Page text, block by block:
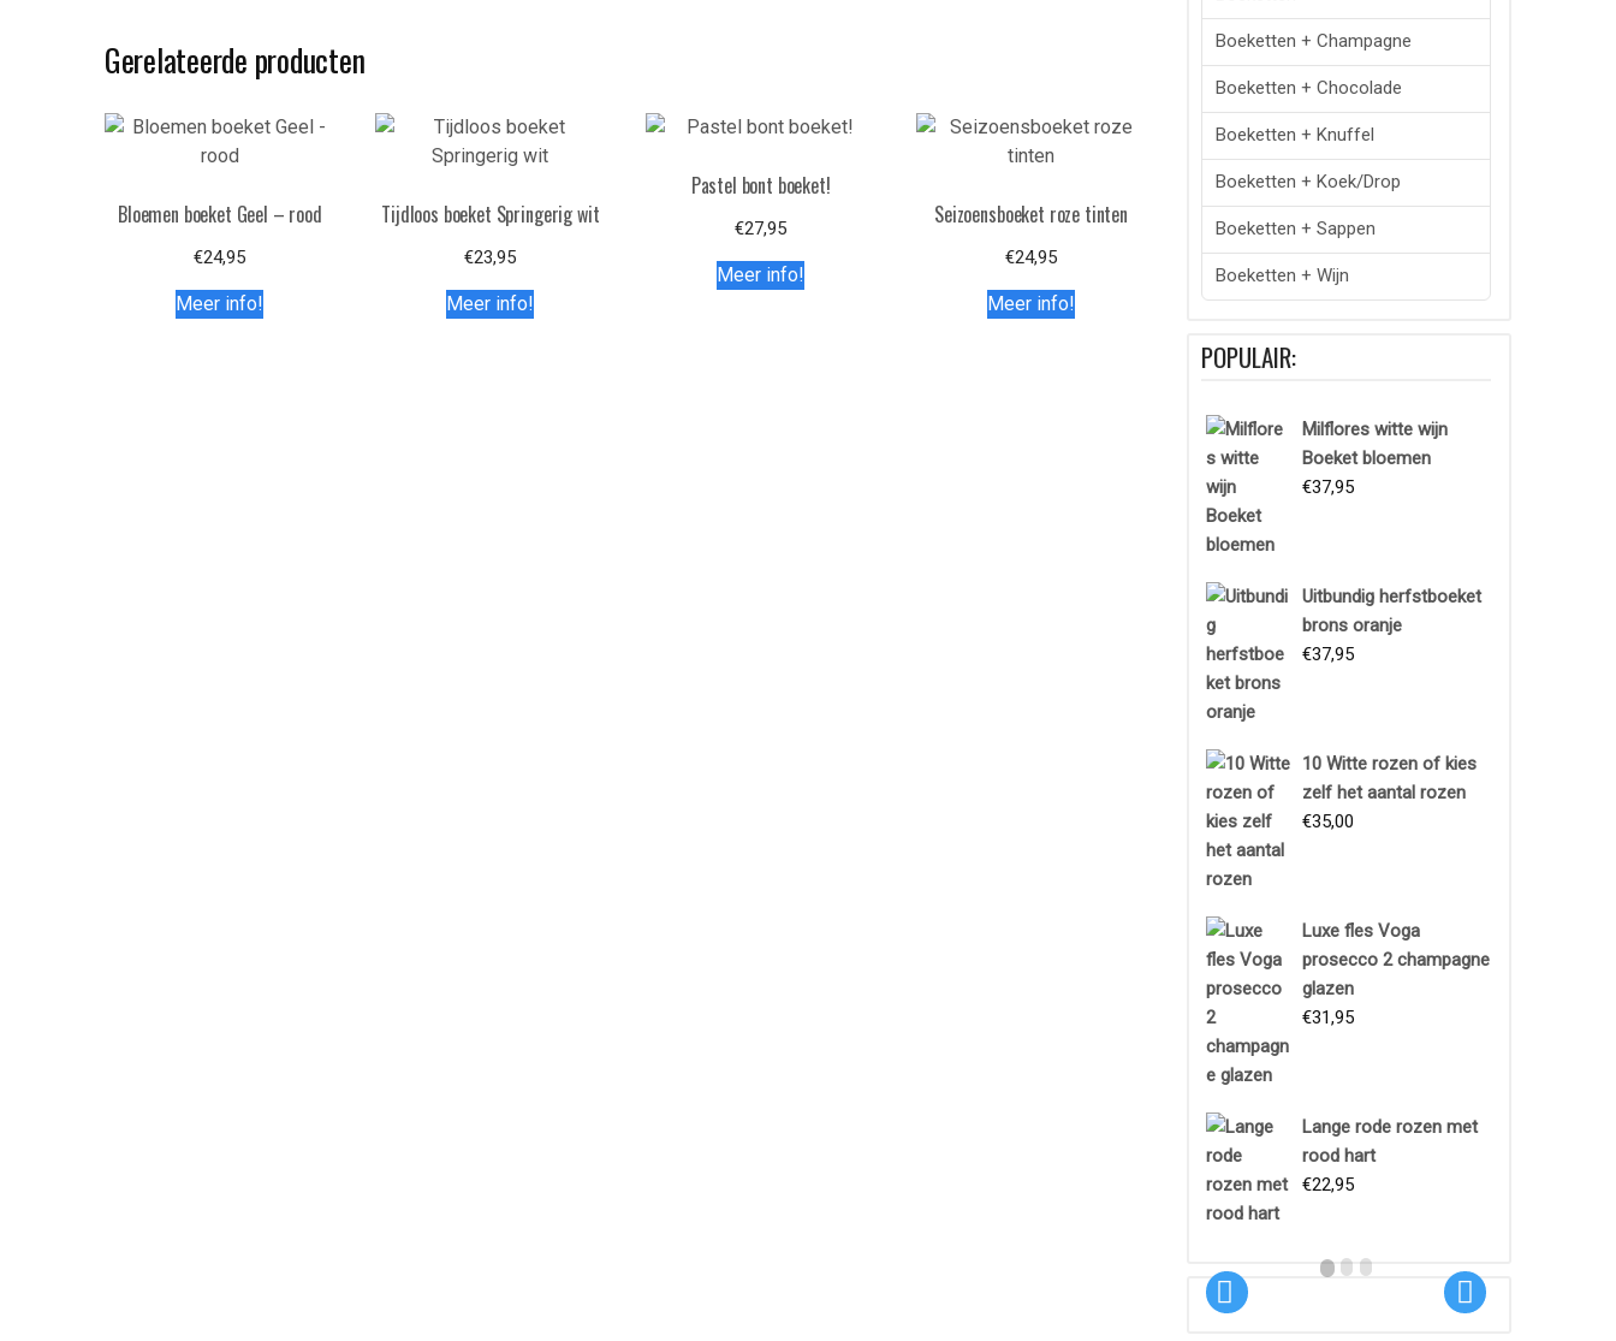
Gerelateerde producten
Bloemen boeket Geel – rood
€24,95
Meer info!
Tijdloos boeket Springerig wit
€23,95
Meer info!
Pastel bont boeket!
€27,95
Meer info!
Seizoensboeket roze tinten
€24,95
Meer info!
Boeketten + Champagne
Boeketten + Chocolade
Boeketten + Knuffel
Boeketten + Koek/drop
Boeketten + Sappen
Boeketten + Wijn
POPULAIR:
Milflores witte wijn
Boeket bloemen
€37,95
Uitbundig herfstboeket
brons oranje
€37,95
10 Witte rozen of kies
zelf het aantal rozen
€35,00
Luxe fles Voga
prosecco 2 champagne
glazen
€31,95
Lange rode rozen met
rood hart
€22,95
Boeket
Proeftuin